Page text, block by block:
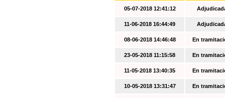
05-07-2018 12:41:12
11-06-2018 16:44:49
08-06-2018 14:46:48 En
23-05-2018 11:15:58 En
11-05-2018 13:40:35 En
10-05-2018 13:31:47 En